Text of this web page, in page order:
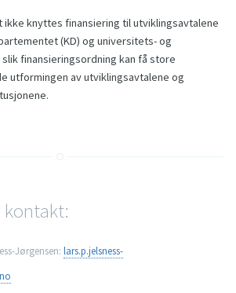
ikke knyttes finansiering til utviklingsavtalene
(KD) og universitets- og
finansieringsordning kan få store
utformingen av utviklingsavtalene og
kontakt:
Jørgensen: lars.p.jelsness-